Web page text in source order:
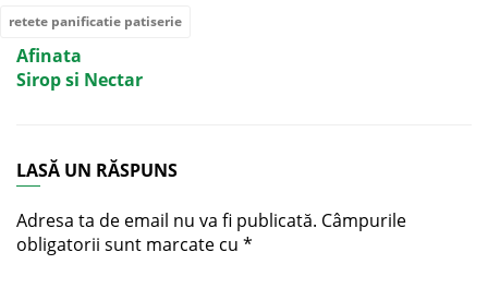
retete panificatie patiserie
Afinata
Sirop si Nectar
LASĂ UN RĂSPUNS
Adresa ta de email nu va fi publicată. Câmpurile
obligatorii sunt marcate cu *